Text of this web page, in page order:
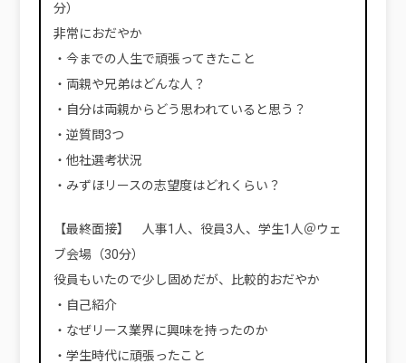
分）
非常におだやか
・今までの人生で頑張ってきたこと
・両親や兄弟はどんな人？
・自分は両親からどう思われていると思う？
・逆質問3つ
・他社選考状況
・みずほリースの志望度はどれくらい？
【最終面接】 人事1人、役員3人、学生1人＠ウェ
ブ会場（30分）
役員もいたので少し固めだが、比較的おだやか
・自己紹介
・なぜリース業界に興味を持ったのか
・学生時代に頑張ったこと